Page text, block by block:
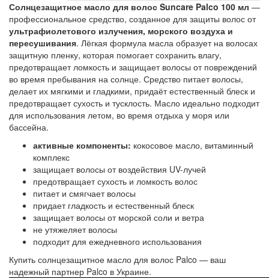
Солнцезащитное масло для волос Suncare Palco 100 мл —
профессиональное средство, созданное для защиты волос от
ультрафиолетового излучения, морского воздуха и
пересушивания. Лёгкая формула масла образует на волосах
защитную пленку, которая помогает сохранить влагу,
предотвращает ломкость и защищает волосы от повреждений
во время пребывания на солнце. Средство питает волосы,
делает их мягкими и гладкими, придаёт естественный блеск и
предотвращает сухость и тусклость. Масло идеально подходит
для использования летом, во время отдыха у моря или
бассейна.
активные компоненты: кокосовое масло, витаминный
комплекс
защищает волосы от воздействия UV-лучей
предотвращает сухость и ломкость волос
питает и смягчает волосы
придает гладкость и естественный блеск
защищает волосы от морской соли и ветра
не утяжеляет волосы
подходит для ежедневного использования
Купить солнцезащитное масло для волос Palco — ваш
надежный партнер Palco в Украине.